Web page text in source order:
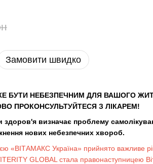
Замовити швидко
БУТИ НЕБЕЗПЕЧНИМ ДЛЯ ВАШОГО
ПРОКОНСУЛЬТУЙТЕСЯ З ЛІКАРЕМ!
здоров'я визначає проблему
нових небезпечних хвороб.
«ВІТАМАКС Україна» прийнято важливе
GLOBAL стала